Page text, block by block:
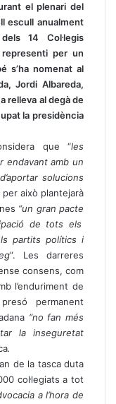
el plenari del
escull anualment
14 Col·legis
per un
s’ha nomenat al
Jordi Albareda,
relleva al degà de
la presidència
que “les
endavant amb un
solucions
per això plantejarà
“un gran pacte
de tots els
partits polítics i
”. Les darreres
consens, com
l’enduriment de
permanent
“no fan més
la inseguretat
.
de la tasca duta
col·legiats a tot
a l’hora de